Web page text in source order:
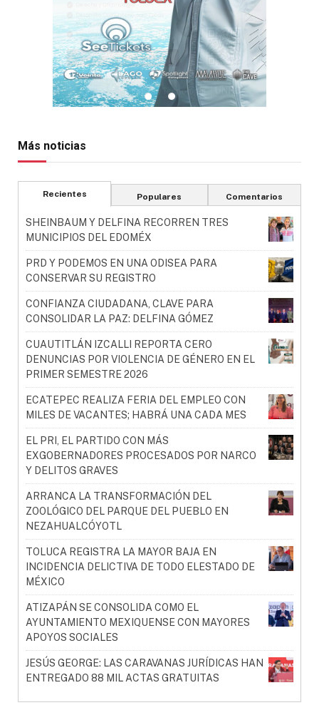
Más noticias
Recientes Populares Comentarios
SHEINBAUM Y DELFINA RECORREN TRES
MUNICIPIOS DEL EDOMÉX
PRD Y PODEMOS EN UNA ODISEA PARA
CONSERVAR SU REGISTRO
CONFIANZA CIUDADANA, CLAVE PARA
CONSOLIDAR LA PAZ: DELFINA GÓMEZ
CUAUTITLÁN IZCALLI REPORTA CERO
DENUNCIAS POR VIOLENCIA DE GÉNERO EN EL
PRIMER SEMESTRE 2026
ECATEPEC REALIZA FERIA DEL EMPLEO CON
MILES DE VACANTES; HABRÁ UNA CADA MES
EL PRI, EL PARTIDO CON MÁS
EXGOBERNADORES PROCESADOS POR NARCO
Y DELITOS GRAVES
ARRANCA LA TRANSFORMACIÓN DEL
ZOOLÓGICO DEL PARQUE DEL PUEBLO EN
NEZAHUALCÓYOTL
TOLUCA REGISTRA LA MAYOR BAJA EN
INCIDENCIA DELICTIVA DE TODO ELESTADO DE
MÉXICO
ATIZAPÁN SE CONSOLIDA COMO EL
AYUNTAMIENTO MEXIQUENSE CON MAYORES
APOYOS SOCIALES
JESÚS GEORGE: LAS CARAVANAS JURÍDICAS HAN
ENTREGADO 88 MIL ACTAS GRATUITAS